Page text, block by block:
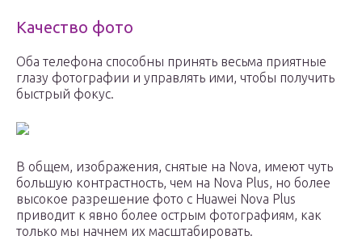
Качество фото
Оба телефона способны принять весьма приятные
глазу фотографии и управлять ими, чтобы получить
быстрый фокус.
В общем, изображения, снятые на Nova, имеют чуть
большую контрастность, чем на Nova Plus, но более
высокое разрешение фото с Huawei Nova Plus
приводит к явно более острым фотографиям, как
только мы начнем их масштабировать.